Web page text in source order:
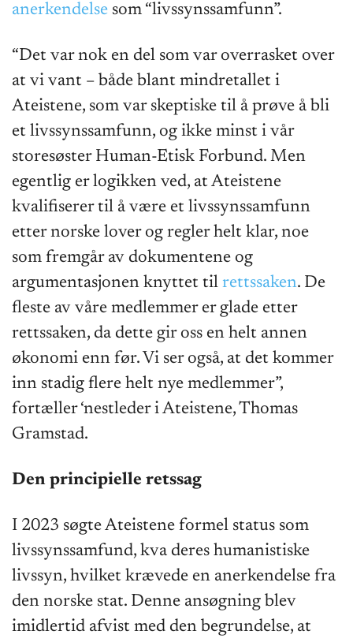
anerkendelse som “livssynssamfunn”.
“Det var nok en del som var overrasket over
at vi vant – både blant mindretallet i
Ateistene, som var skeptiske til å prøve å bli
et livssynssamfunn, og ikke minst i vår
storesøster Human-Etisk Forbund. Men
egentlig er logikken ved, at Ateistene
kvalifiserer til å være et livssynssamfunn
etter norske lover og regler helt klar, noe
som fremgår av dokumentene og
argumentasjonen knyttet til rettssaken. De
fleste av våre medlemmer er glade etter
rettssaken, da dette gir oss en helt annen
økonomi enn før. Vi ser også, at det kommer
inn stadig flere helt nye medlemmer”,
fortæller ‘nestleder i Ateistene, Thomas
Gramstad.
Den principielle retssag
I 2023 søgte Ateistene formel status som
livssynssamfund, kva deres humanistiske
livssyn, hvilket krævede en anerkendelse fra
den norske stat. Denne ansøgning blev
imidlertid afvist med den begrundelse, at